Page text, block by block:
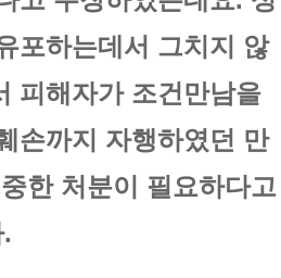
포하는데서 그치지 않
피해자가 조건만남을
손까지 자행하였던 만
한 처분이 필요하다고